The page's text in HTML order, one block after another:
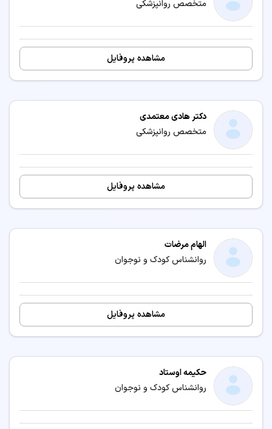
متخصص روانپزشکی
مشاهده پروفایل
دکتر هادی معتمدی
متخصص روانپزشکی
مشاهده پروفایل
الهام مرضات
روانشناس کودک و نوجوان
مشاهده پروفایل
حکیمه اوستاد
روانشناس کودک و نوجوان